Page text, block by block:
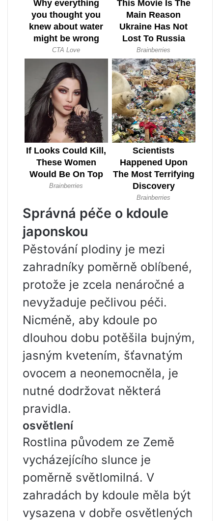
Správná péče o kdoule
japonskou
Pěstování plodiny je mezi
zahradníky poměrně oblíbené,
protože je zcela nenáročné a
nevyžaduje pečlivou péči.
Nicméně, aby kdoule po
dlouhou dobu potěšila bujným,
jasným kvetením, šťavnatým
ovocem a neonemocněla, je
nutné dodržovat některá
pravidla.
osvětlení
Rostlina původem ze Země
vycházejícího slunce je
poměrně světlomilná. V
zahradách by kdoule měla být
vysazena v dobře osvětlených